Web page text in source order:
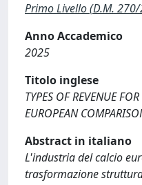
Primo Livello (D.M.
Anno Accademico
2025
Titolo inglese
TYPES OF REVENUE
EUROPEAN
Abstract in italiano
L'industria del calcio
trasformazione